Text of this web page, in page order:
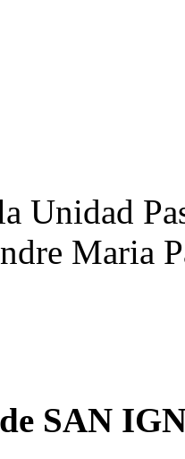
Unidad
Maria
SAN